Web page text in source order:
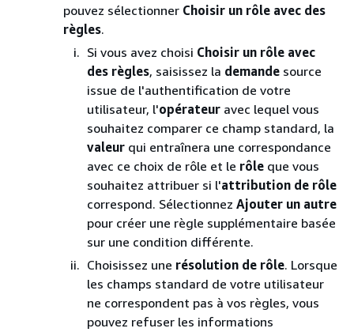
pouvez sélectionner Choisir un rôle avec des
règles.
Si vous avez choisi Choisir un rôle avec
des règles, saisissez la demande source
issue de l'authentification de votre
utilisateur, l'opérateur avec lequel vous
souhaitez comparer ce champ standard, la
valeur qui entraînera une correspondance
avec ce choix de rôle et le rôle que vous
souhaitez attribuer si l'attribution de rôle
correspond. Sélectionnez Ajouter un autre
pour créer une règle supplémentaire basée
sur une condition différente.
Choisissez une résolution de rôle. Lorsque
les champs standard de votre utilisateur
ne correspondent pas à vos règles, vous
pouvez refuser les informations